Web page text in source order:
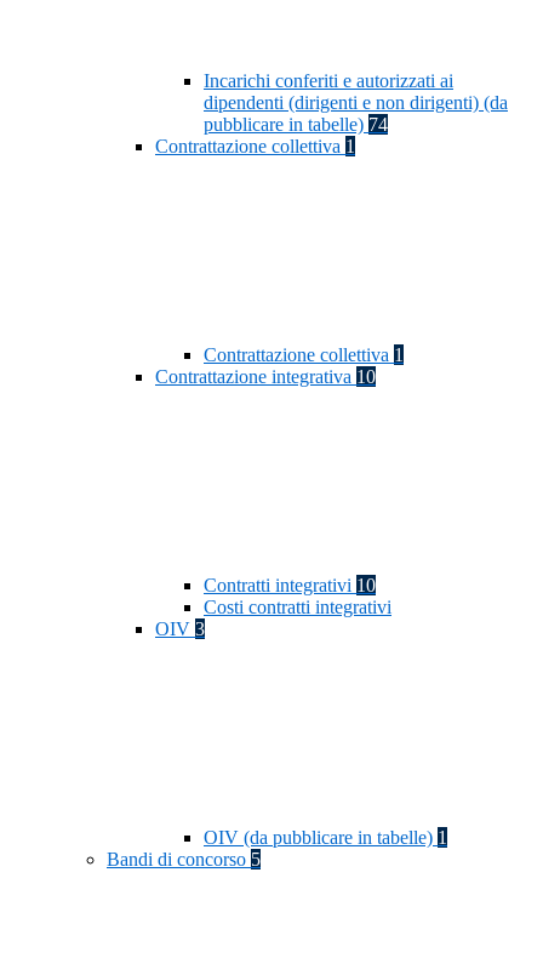
Incarichi conferiti e autorizzati ai
dipendenti (dirigenti e non dirigenti) (da
pubblicare in tabelle) 74
Contrattazione collettiva 1
Contrattazione collettiva 1
Contrattazione integrativa 10
Contratti integrativi 10
Costi contratti integrativi
OIV 3
OIV (da pubblicare in tabelle) 1
Bandi di concorso 5